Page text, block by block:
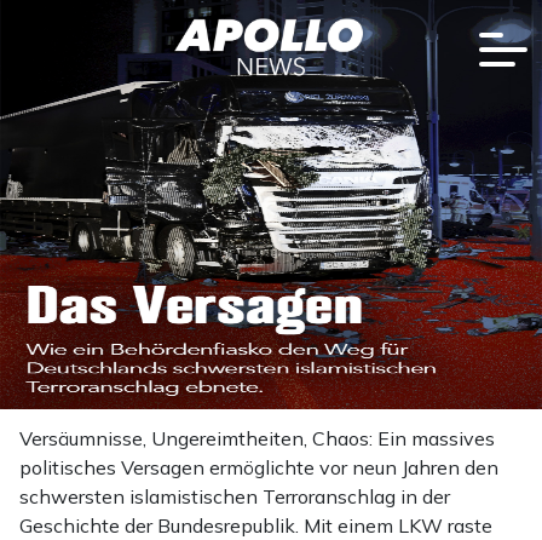
Versäumnisse, Ungereimtheiten, Chaos: Ein massives
politisches Versagen ermöglichte vor neun Jahren den
schwersten islamistischen Terroranschlag in der
Geschichte der Bundesrepublik. Mit einem LKW raste